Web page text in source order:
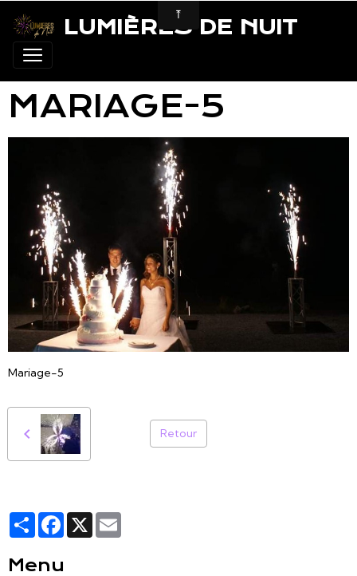
LUMIÈRES DE NUIT
MARIAGE-5
Mariage-5
Retour
PartagerFacebook
X
Menu